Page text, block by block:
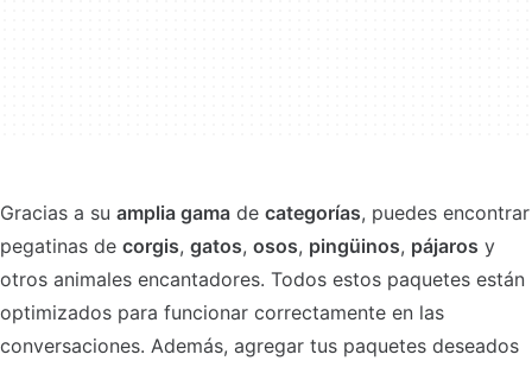
Gracias a su amplia gama de categorías, puedes encontrar
pegatinas de corgis, gatos, osos, pingüinos, pájaros y
otros animales encantadores. Todos estos paquetes están
optimizados para funcionar correctamente en las
conversaciones. Además, agregar tus paquetes deseados